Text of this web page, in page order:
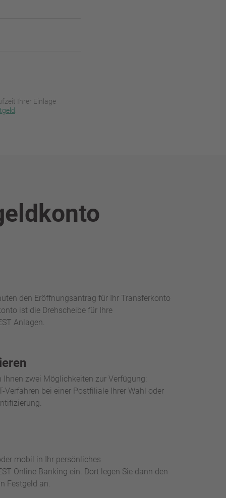
Ihrer Einlage
.
den Eröffnungsantrag für Ihr Transferkonto
ist die Drehscheibe für Ihre
Anlagen.
zwei Möglichkeiten zur Verfügung:
Verfahren bei einer Postfiliale Ihrer Wahl oder
mobil in Ihr persönliches
Online Banking ein. Dort legen Sie dann den
Festgeld an.